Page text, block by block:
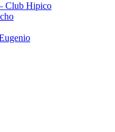
Club Hipico